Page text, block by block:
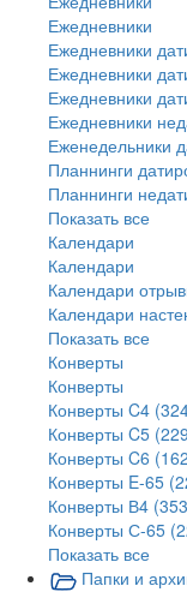
Ежедневники
Ежедневники
Ежедневники
Ежедневники
Ежедневники
Еженедельники
Планнинги
Планнинги
Показать все
Календари
Календари
Календари
Календари
Показать все
Конверты
Конверты
Конверты C4
Конверты C5
Конверты C6
Конверты E-65
Конверты В4
Конверты С-65
Показать все
Папки и